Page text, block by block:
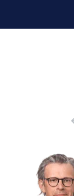
Netzwerken
mit Dennis-
Better
Legislation is